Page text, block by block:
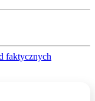
faktycznych